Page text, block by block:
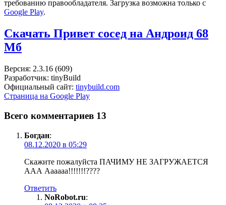
требованию правообладателя. Загрузка возможна только с
Google Play.
Скачать Привет сосед на Андроид 68
Мб
Версия: 2.3.16 (609)
Разработчик: tinyBuild
Официальный сайт: tinybuild.com
Страница на Google Play
Всего комментариев 13
Богдан:
08.12.2020 в 05:29
Скажите пожалуйста ПАЧИМУ НЕ ЗАГРУЖАЕТСЯ
ААА Аааааа!!!!!!!????
Ответить
NoRobot.ru: